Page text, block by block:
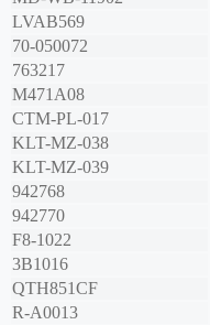
LVAB569
70-050072
763217
M471A08
CTM-PL-017
KLT-MZ-038
KLT-MZ-039
942768
942770
F8-1022
3B1016
QTH851CF
R-A0013